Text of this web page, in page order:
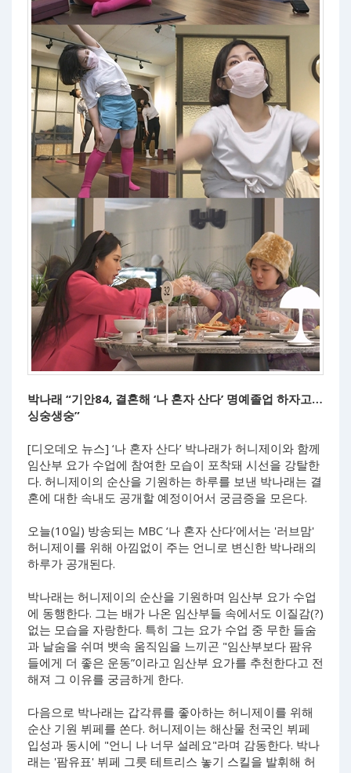
박나래 “기안84, 결혼해 ‘나 혼자 산다’ 명예졸업 하자고…
싱숭생숭”
[디오데오 뉴스] ‘나 혼자 산다’ 박나래가 허니제이와 함께
임산부 요가 수업에 참여한 모습이 포착돼 시선을 강탈한
다. 허니제이의 순산을 기원하는 하루를 보낸 박나래는 결
혼에 대한 속내도 공개할 예정이어서 궁금증을 모은다.
오늘(10일) 방송되는 MBC ‘나 혼자 산다’에서는 '러브맘'
허니제이를 위해 아낌없이 주는 언니로 변신한 박나래의
하루가 공개된다.
박나래는 허니제이의 순산을 기원하며 임산부 요가 수업
에 동행한다. 그는 배가 나온 임산부들 속에서도 이질감(?)
없는 모습을 자랑한다. 특히 그는 요가 수업 중 무한 들숨
과 날숨을 쉬며 뱃속 움직임을 느끼곤 "임산부보다 팜유
들에게 더 좋은 운동”이라고 임산부 요가를 추천한다고 전
해져 그 이유를 궁금하게 한다.
다음으로 박나래는 갑각류를 좋아하는 허니제이를 위해
순산 기원 뷔페를 쏜다. 허니제이는 해산물 천국인 뷔페
입성과 동시에 "언니 나 너무 설레요"라며 감동한다. 박나
래는 '팜유표' 뷔페 그릇 테트리스 놓기 스킬을 발휘해 허